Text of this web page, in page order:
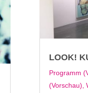
LOOK!
Programm
(Vorschau)